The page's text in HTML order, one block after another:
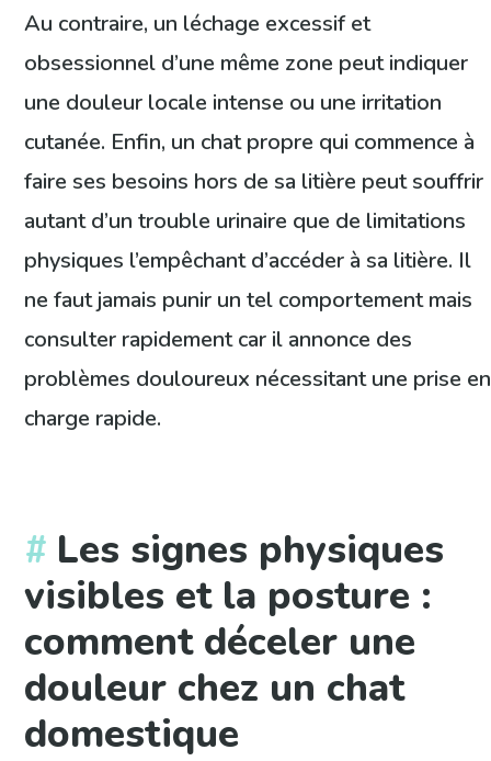
Au contraire, un léchage excessif et
obsessionnel d’une même zone peut indiquer
une douleur locale intense ou une irritation
cutanée. Enfin, un chat propre qui commence à
faire ses besoins hors de sa litière peut souffrir
autant d’un trouble urinaire que de limitations
physiques l’empêchant d’accéder à sa litière. Il
ne faut jamais punir un tel comportement mais
consulter rapidement car il annonce des
problèmes douloureux nécessitant une prise en
charge rapide.
Les signes physiques
visibles et la posture :
comment déceler une
douleur chez un chat
domestique